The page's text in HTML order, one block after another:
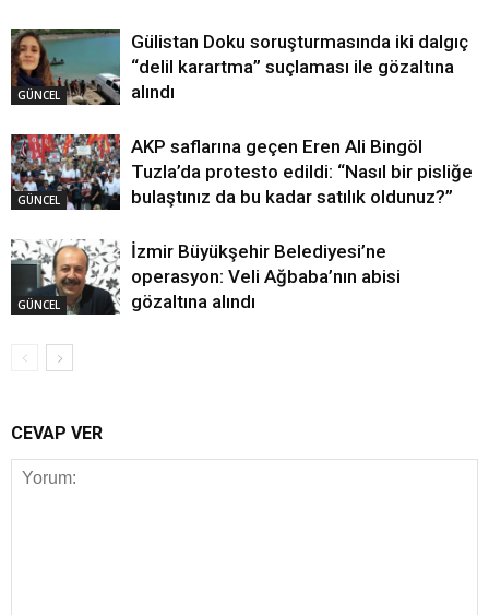
GÜNCEL
Gülistan Doku soruşturmasında iki dalgıç
“delil karartma” suçlaması ile gözaltına
alındı
GÜNCEL
AKP saflarına geçen Eren Ali Bingöl
Tuzla’da protesto edildi: “Nasıl bir pisliğe
bulaştınız da bu kadar satılık oldunuz?”
GÜNCEL
İzmir Büyükşehir Belediyesi’ne
operasyon: Veli Ağbaba’nın abisi
gözaltına alındı
CEVAP VER